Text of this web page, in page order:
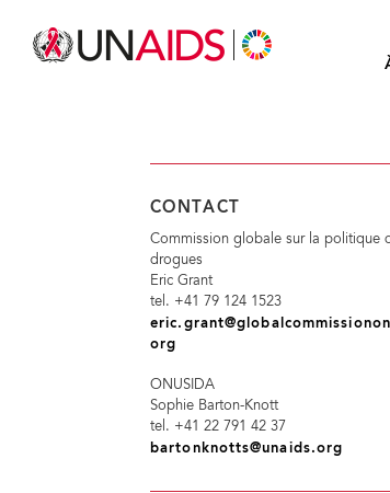
CONTACT
Commission globale sur la politique
drogues
Eric Grant
tel. +41 79 124 1523
org
ONUSIDA
Sophie Barton-Knott
tel. +41 22 791 42 37
bartonknotts@unaids.org